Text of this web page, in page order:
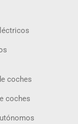
coches
coches